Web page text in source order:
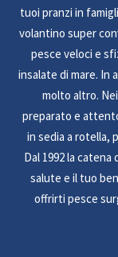
tuoi pranzi in
volantino super
pesce veloci e
insalate di mare. In
molto altro.
preparato e
in sedia a rotella,
Dal 1992 la
salute e il tuo
offrirti pesce